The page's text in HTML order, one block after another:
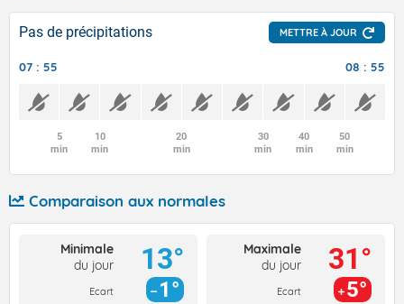
Pas de précipitations METTRE À JOUR
07 : 55 08 : 55
5
min
10
min
20
min
30
min
40
min
50
min
Comparaison aux normales
Minimale
du jour
Ecart
13°
1°
Maximale
du jour
Ecart
31°
5°